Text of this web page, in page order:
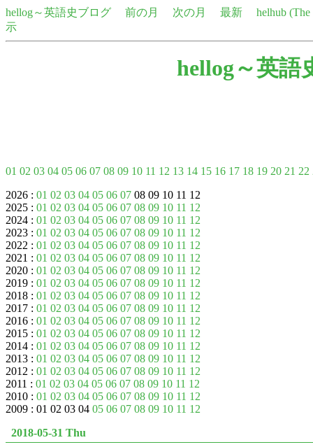
hellog～英語史ブログ 前の月 次の月 最新
helhub
示
hellog～英語
01 02 03 04 05 06 07 08 09 10 11 12 13 14 15 16 17 18 19 20 21 22
2026 : 01 02 03 04 05 06 07 08 09 10 11 12
2025 : 01 02 03 04 05 06 07 08 09 10 11 12
2024 : 01 02 03 04 05 06 07 08 09 10 11 12
2023 : 01 02 03 04 05 06 07 08 09 10 11 12
2022 : 01 02 03 04 05 06 07 08 09 10 11 12
2021 : 01 02 03 04 05 06 07 08 09 10 11 12
2020 : 01 02 03 04 05 06 07 08 09 10 11 12
2019 : 01 02 03 04 05 06 07 08 09 10 11 12
2018 : 01 02 03 04 05 06 07 08 09 10 11 12
2017 : 01 02 03 04 05 06 07 08 09 10 11 12
2016 : 01 02 03 04 05 06 07 08 09 10 11 12
2015 : 01 02 03 04 05 06 07 08 09 10 11 12
2014 : 01 02 03 04 05 06 07 08 09 10 11 12
2013 : 01 02 03 04 05 06 07 08 09 10 11 12
2012 : 01 02 03 04 05 06 07 08 09 10 11 12
2011 : 01 02 03 04 05 06 07 08 09 10 11 12
2010 : 01 02 03 04 05 06 07 08 09 10 11 12
2009 : 01 02 03 04 05 06 07 08 09 10 11 12
2018-05-31 Thu